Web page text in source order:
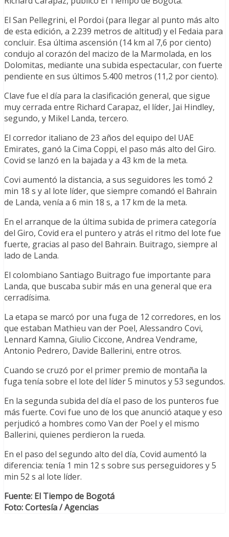
El San Pellegrini, el Pordoi (para llegar al punto más alto
de esta edición, a 2.239 metros de altitud) y el Fedaia para
concluir. Esa última ascensión (14 km al 7,6 por ciento)
condujo al corazón del macizo de la Marmolada, en los
Dolomitas, mediante una subida espectacular, con fuerte
pendiente en sus últimos 5.400 metros (11,2 por ciento).
Clave fue el día para la clasificación general, que sigue
muy cerrada entre Richard Carapaz, el líder, Jai Hindley,
segundo, y Mikel Landa, tercero.
El corredor italiano de 23 años del equipo del UAE
Emirates, ganó la Cima Coppi, el paso más alto del Giro.
Covid se lanzó en la bajada y a 43 km de la meta.
Covi aumentó la distancia, a sus seguidores les tomó 2
min 18 s y al lote líder, que siempre comandó el Bahrain
de Landa, venía a 6 min 18 s, a 17 km de la meta.
En el arranque de la última subida de primera categoría
del Giro, Covid era el puntero y atrás el ritmo del lote fue
fuerte, gracias al paso del Bahrain. Buitrago, siempre al
lado de Landa.
El colombiano Santiago Buitrago fue importante para
Landa, que buscaba subir más en una general que era
cerradísima.
La etapa se marcó por una fuga de 12 corredores, en los
que estaban Mathieu van der Poel, Alessandro Covi,
Lennard Kamna, Giulio Ciccone, Andrea Vendrame,
Antonio Pedrero, Davide Ballerini, entre otros.
Cuando se cruzó por el primer premio de montaña la
fuga tenía sobre el lote del líder 5 minutos y 53 segundos.
En la segunda subida del día el paso de los punteros fue
más fuerte. Covi fue uno de los que anunció ataque y eso
perjudicó a hombres como Van der Poel y el mismo
Ballerini, quienes perdieron la rueda.
En el paso del segundo alto del día, Covid aumentó la
diferencia: tenía 1 min 12 s sobre sus perseguidores y 5
min 52 s al lote líder.
Fuente: El Tiempo de Bogotá
Foto: Cortesía / Agencias